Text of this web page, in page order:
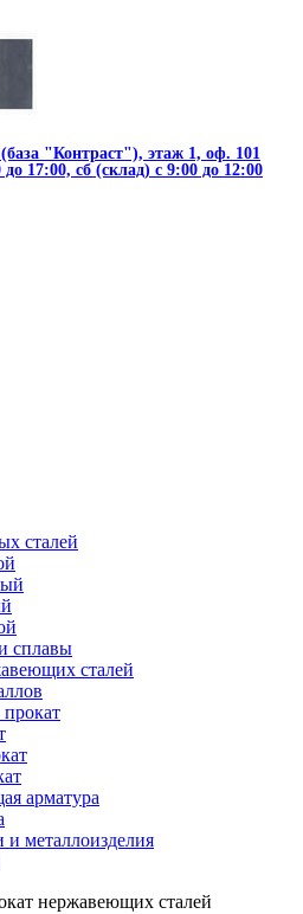
"Контраст"), этаж 1, оф. 101
17:00, сб (склад) с 9:00 до 12:00
сталей
сплавы
сталей
арматура
металлоизделия
нержавеющих сталей